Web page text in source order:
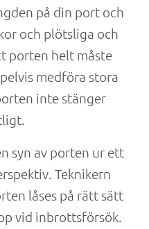
på din port och
och plötsliga och
porten helt måste
medföra stora
inte stänger
syn av porten ur ett
Teknikern
låses på rätt sätt
vid inbrottsförsök.